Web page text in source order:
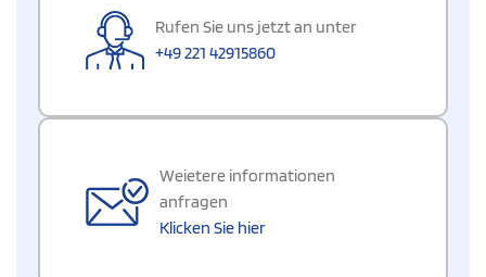
Rufen Sie uns jetzt an unter
+49 221 42915860
Weietere informationen
anfragen
Klicken Sie hier